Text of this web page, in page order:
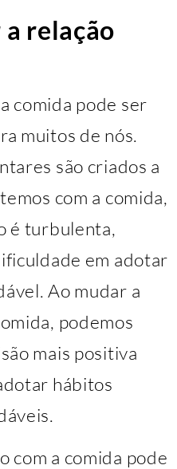
relação
comida pode ser
muitos de nós.
são criados a
com a comida,
é turbulenta,
em adotar
Ao mudar a
podemos
mais positiva
hábitos
com a comida pode